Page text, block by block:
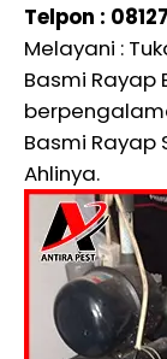
Telpon :
Melayani :
Basmi Rayap
Basmi Rayap
Ahlinya.